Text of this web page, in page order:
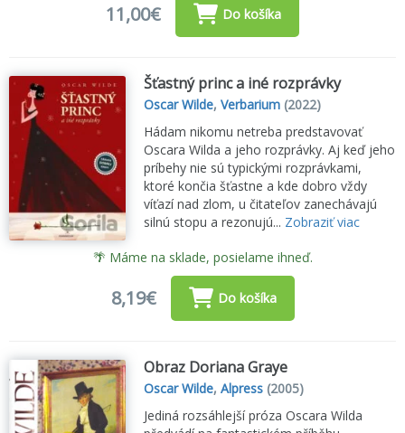
11,00€ Do košíka
Šťastný princ a iné rozprávky
Oscar Wilde,Verbarium (2022)
Hádam nikomu netreba predstavovať
Oscara Wilda a jeho rozprávky. Aj keď jeho
príbehy nie sú typickými rozprávkami,
ktoré končia šťastne a kde dobro vždy
víťazí nad zlom, u čitateľov zanechávajú
silnú stopu a rezonujú... Zobraziť viac
🌴 Máme na sklade, posielame ihneď.
8,19€ Do košíka
Obraz Doriana Graye
Oscar Wilde,Alpress (2005)
Jediná rozsáhlejší próza Oscara Wilda